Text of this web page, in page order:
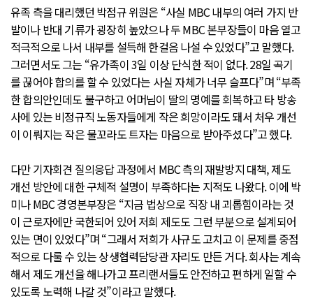
유족 측을 대리했던 박점규 위원은 “사실 MBC 내부의 여러 가지 반
발이나 반대 기류가 굉장히 높았으나 두 MBC 본부장들이 마음 열고
적극적으로 나서 내부를 설득해 한걸음 나설 수 있었다”고 말했다.
그러면서도 그는 “유가족이 3일 이상 단식한 적이 없다. 28일 곡기
를 끊어야 합의를 할 수 있었다는 사실 자체가 너무 슬프다”며 “부족
한 합의안인데도 불구하고 어머님이 딸의 명예를 회복하고 타 방송
사에 있는 비정규직 노동자들에게 작은 희망이라도 돼서 처우 개선
이 이뤄지는 작은 물꼬라도 트자는 마음으로 받아주셨다”고 했다.
다만 기자회견 질의응답 과정에서 MBC 측의 재발방지 대책, 제도
개선 방안에 대한 구체적 설명이 부족하다는 지적도 나왔다. 이에 박
미나 MBC 경영본부장은 “지금 법상으로 직장 내 괴롭힘이라는 것
이 근로자에만 국한되어 있어 저희 제도도 그런 부분으로 설계되어
있는 면이 있었다”며 “그래서 저희가 사규도 고치고 이 문제를 중점
적으로 다룰 수 있는 상생협력담당관 자리도 만든 거다. 회사는 계속
해서 제도 개선을 해나가고 프리랜서들도 안전하고 편하게 일할 수
있도록 노력해 나갈 것”이라고 말했다.